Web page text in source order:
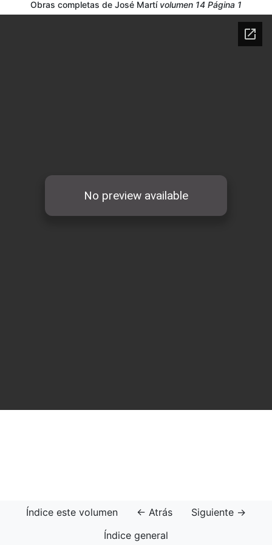
Obras completas de José Martí volumen 14 Página 1
Índice este volumen ← Atrás
Siguiente →
Índice general